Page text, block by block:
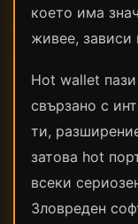
което има
живее, зависи
Hot wallet
свързано с
ти,
затова hot
всеки
Зловреден